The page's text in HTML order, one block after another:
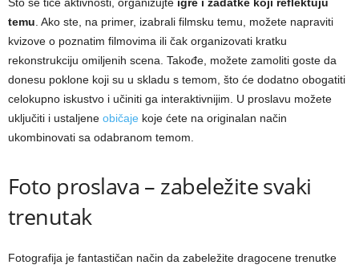
temu . Ako ste, na primer, izabrali filmsku temu, možete napraviti
kvizove o poznatim filmovima ili čak organizovati kratku
rekonstrukciju omiljenih scena. Takođe, možete zamoliti goste da
donesu poklone koji su u skladu s temom, što će dodatno obogatiti
celokupno iskustvo i učiniti ga interaktivnijim. U proslavu možete
uključiti i ustaljene običaje koje ćete na originalan način
ukombinovati sa odabranom temom.
Foto proslava – zabeležite svaki
trenutak
Fotografija je fantastičan način da zabeležite dragocene trenutke